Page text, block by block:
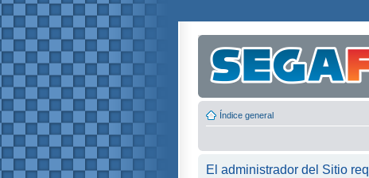
Índice general
El administrador del Sitio